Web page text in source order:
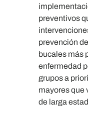
preventivos
prevención
bucales más
enfermedad
grupos a
mayores que
de larga